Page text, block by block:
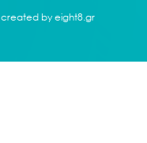
created by eight8.gr